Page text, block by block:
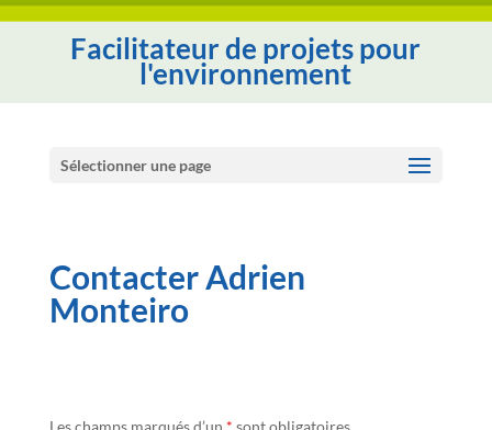
Facilitateur de projets pour
l'environnement
Sélectionner une page
Contacter Adrien
Monteiro
Les champs marqués d’un * sont obligatoires